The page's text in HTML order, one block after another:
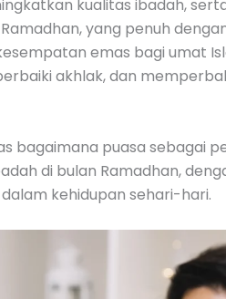
kualitas ibadah,
yang penuh
emas bagi umat
akhlak, dan
bagaimana puasa sebagai
di bulan Ramadhan,
kehidupan sehari-hari.